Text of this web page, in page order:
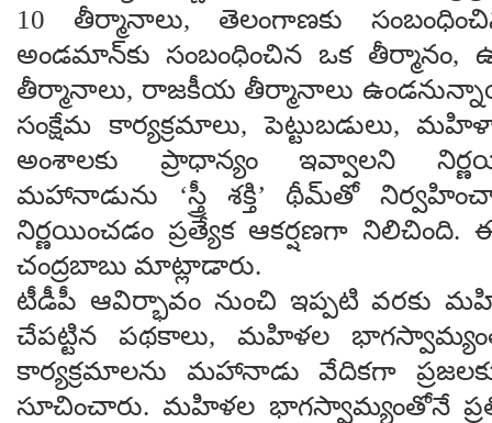
10 తీర్మానాలు, తెలంగాణకు
అండమాన్‌కు సంబంధించిన ఒక తీర్మానం,
తీర్మానాలు, రాజకీయ తీర్మానాలు
సంక్షేమ కార్యక్రమాలు, పెట్టుబడులు,
అంశాలకు ప్రాధాన్యం ఇవ్వాలని
మహానాడును ‘స్త్రీ శక్తి’ థీమ్‌తో
నిర్ణయించడం ప్రత్యేక ఆకర్షణగా నిలిచింది.
చంద్రబాబు మాట్లాడారు.
టీడీపీ ఆవిర్భావం నుంచి ఇప్పటి వరకు
చేపట్టిన పథకాలు, మహిళల
కార్యక్రమాలను మహానాడు వేదికగా
సూచించారు. మహిళల భాగస్వామ్యంతోనే